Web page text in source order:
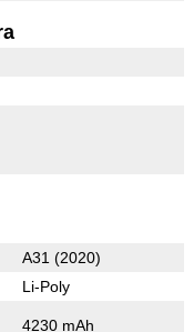
A31 (2020)
Li-Poly
4230 mAh